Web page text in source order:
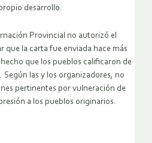
desarrollo.
Provincial no autorizó el
que la carta fue enviada hace más
que los pueblos calificaron de
las y los organizadores, no
pertinentes por vulneración de
a los pueblos originarios.